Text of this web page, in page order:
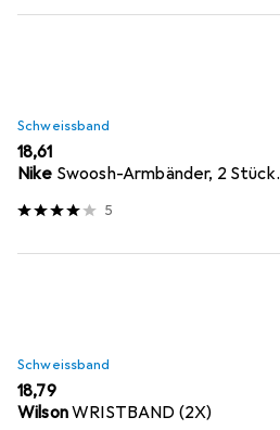
Schweissband
EUR
18,61
Nike Swoosh-Armbänder, 2 Stück.
5
Schweissband
EUR
18,79
WilsonWRISTBAND (2X)